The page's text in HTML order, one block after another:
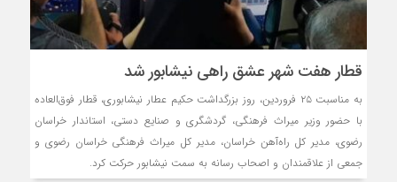
قطار هفت شهر عشق راهی نیشابور شد
به مناسبت ۲۵ فروردین، روز بزرگداشت حکیم عطار نیشابوری، قطار فوق‌العاده
با حضور وزیر میراث فرهنگی، گردشگری و صنایع دستی، استاندار خراسان
رضوی، مدیر کل راه‌آهن خراسان، مدیر کل میراث فرهنگی خراسان رضوی و
جمعی از علاقمندان و اصحاب رسانه به سمت نیشابور حرکت کرد.